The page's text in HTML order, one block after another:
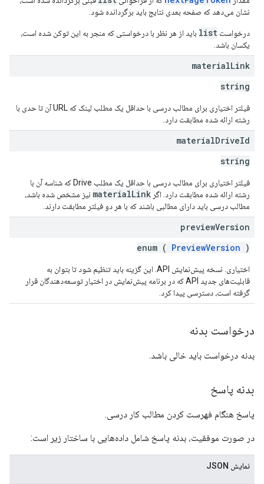
نشان می‌دهد که صفحه بعدی نتایج باید برگردانده شود.
درخواست list باید از هر نظر با درخواستی که منجر به این توکن شده است،
یکسان باشد.
materialLink
string
فیلتر اختیاری برای مطالب درسی با حداقل یک مطلب لینک که URL آن تا حدی با
رشته ارائه شده مطابقت دارد.
materialDriveId
string
فیلتر اختیاری برای مطالب درسی با حداقل یک مطلب Drive که شناسه آن با
رشته ارائه شده مطابقت دارد. اگر materialLink نیز مشخص شده باشد،
مطالب درسی باید دارای مطالبی باشند که با هر دو فیلتر مطابقت دارند.
previewVersion
enum ( PreviewVersion )
اختیاری. نسخه پیش‌نمایش API. این گزینه باید تنظیم شود تا بتوان به
قابلیت‌های جدید API که در برنامه پیش‌نمایش در اختیار توسعه‌دهندگان قرار
گرفته است، دسترسی پیدا کرد.
درخواست بدنه
بدنه درخواست باید خالی باشد.
بدنه پاسخ
پاسخ هنگام فهرست کردن مطالب کار درسی.
در صورت موفقیت، بدنه پاسخ شامل داده‌هایی با ساختار زیر است:
نمایش JSON